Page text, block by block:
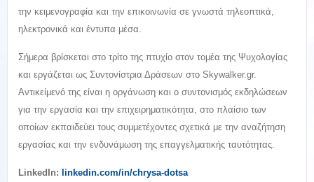
την κειμενογραφία και την επικοινωνία σε γνωστά τηλεοπτικά,
ηλεκτρονικά και έντυπα μέσα.
Σήμερα βρίσκεται στο τρίτο της πτυχίο στον τομέα της Ψυχολογίας
και εργάζεται ως Συντονίστρια Δράσεων στο Skywalker.gr.
Αντικείμενό της είναι η οργάνωση και ο συντονισμός εκδηλώσεων
για την εργασία και την επιχειρηματικότητα, στο πλαίσιο των
οποίων εκπαιδεύει τους συμμετέχοντες σχετικά με την αναζήτηση
εργασίας και την ενδυνάμωση της επαγγελματικής ταυτότητας.
LinkedIn: linkedin.com/in/chrysa-dotsa